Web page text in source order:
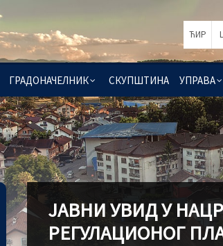
ГРАДОНАЧЕЛНИК СКУПШТИНА УПРАВА
ЋИР
ЈАВНИ УВИД У
РЕГУЛАЦИОНОГ